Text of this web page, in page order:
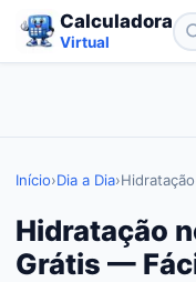
Calculadora
Virtual
Início›Dia a Dia›
Hidratação
Grátis —